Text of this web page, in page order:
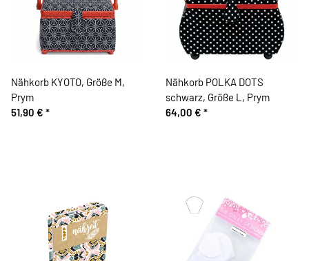
Nähkorb KYOTO, Größe M,
Prym
51,90 € *
Nähkorb POLKA DOTS
schwarz, Größe L, Prym
64,00 € *